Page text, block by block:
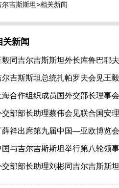
尔吉斯斯坦>相关新闻
关新闻
毅同吉尔吉斯斯坦外长库鲁巴耶
尔吉斯斯坦总统扎帕罗夫会见王
海合作组织成员国外交部长理事
交部部长助理蔡伟会见联合国安
薛祥出席第九届中国—亚欧博览
国与吉尔吉斯斯坦举行第八轮领
交部部长助理刘彬同吉尔吉斯斯